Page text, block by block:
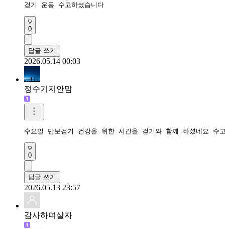
걷기 운동 수고하셨습니다
0
답글 쓰기
2026.05.14 00:03
정수기지안맘
수요일 만보걷기 건강을 위한 시간을 걷기와 함께 하셨네요 수
0
답글 쓰기
2026.05.13 23:57
감사하며살자